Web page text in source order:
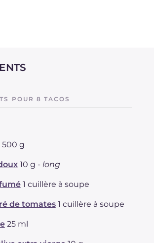
POUR 8 TACOS
500 g
10 g - long
1 cuillère à soupe
de tomates 1 cuillère à soupe
25 ml